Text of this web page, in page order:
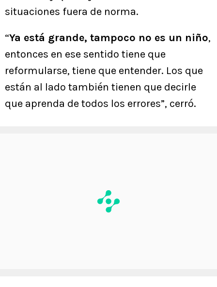
situaciones fuera de norma.
“Ya está grande, tampoco no es un niño,
entonces en ese sentido tiene que
reformularse, tiene que entender. Los que
están al lado también tienen que decirle
que aprenda de todos los errores”, cerró.